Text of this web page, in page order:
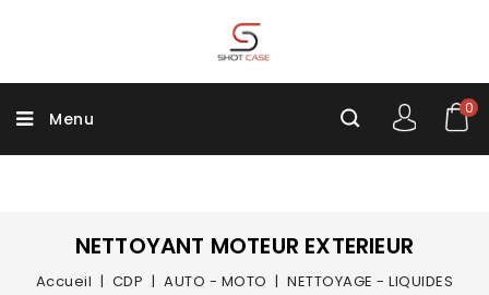
Menu
0
NETTOYANT MOTEUR EXTERIEUR
Accueil CDP AUTO - MOTO
NETTOYAGE - LIQUIDES